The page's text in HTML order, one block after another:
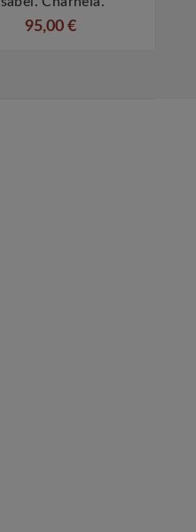
95,00 €